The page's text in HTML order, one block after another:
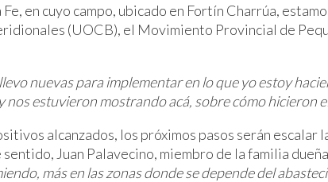
en cuyo campo, ubicado en Fortín Charrúa,
(UOCB), el Movimiento Provincial de
nuevas para implementar en lo que yo estoy
estuvieron mostrando acá, sobre cómo hicieron
alcanzados, los próximos pasos serán escalar
Juan Palavecino, miembro de la familia
más en las zonas donde se depende del